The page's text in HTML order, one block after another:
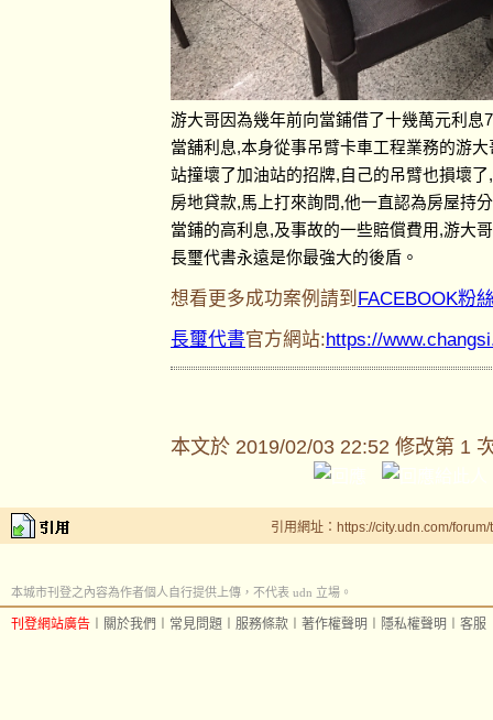
游大哥因為幾年前向當鋪借了十幾萬元利
當舖利息,本身從事吊臂卡車工程業務的游
站撞壞了加油站的招牌,自己的吊臂也損壞
房地貸款,馬上打來詢問,他一直認為房屋持
當鋪的高利息,及事故的一些賠償費用,游大
長璽代書永遠是你最強大的後盾。
想看更多成功案例請到 FACEBOOK粉
長璽代書官方網站:https://
本文於 2019/02/03 22:52 修改第 1
引用網址：https://city.udn.com/
本城市刊登之內容為作者個人自行提供上傳，不代表 udn 立場。
刊登網站廣告 關於我們 常見問題 服務條款 著作權聲明 隱私權聲明 客服